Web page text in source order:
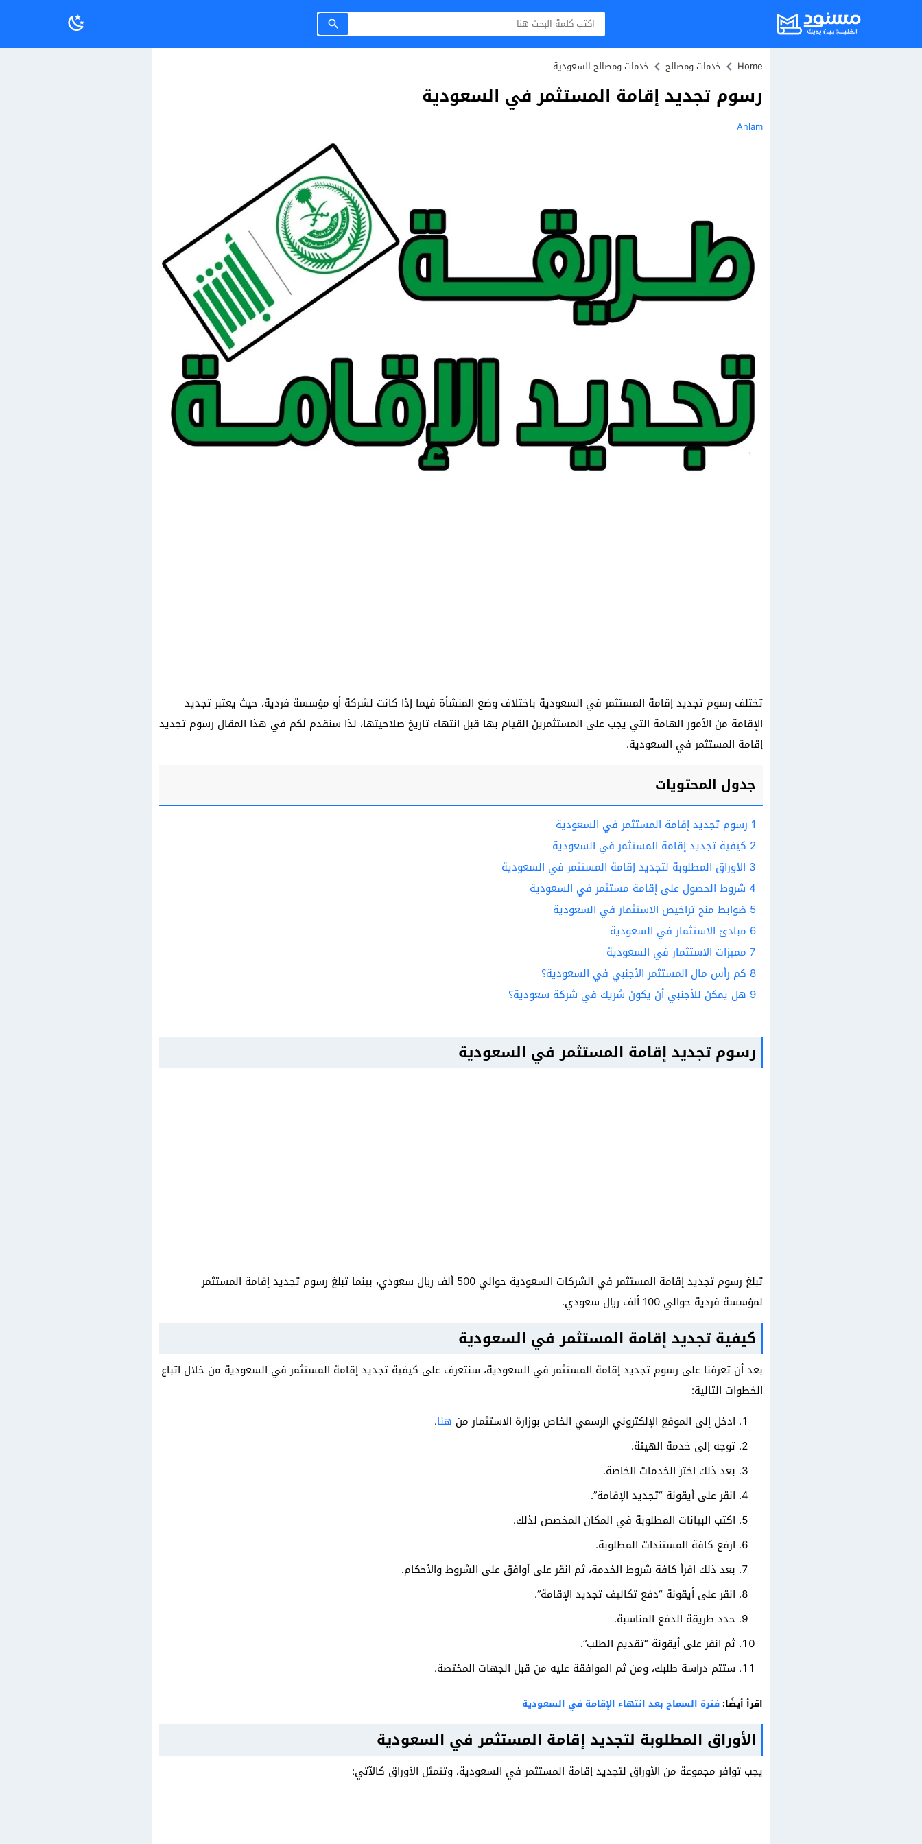
Home خدمات ومصالح خدمات ومصالح السعودية
رسوم تجديد إقامة المستثمر في السعودية
Ahlam
تختلف رسوم تجديد إقامة المستثمر في السعودية باختلاف وضع المنشأة فيما إذا كانت لشركة أو مؤسسة فردية، حيث يعتبر تجديد
الإقامة من الأمور الهامة التي يجب على المستثمرين القيام بها قبل انتهاء تاريخ صلاحيتها، لذا سنقدم لكم في هذا المقال رسوم تجديد
إقامة المستثمر في السعودية.
جدول المحتويات
1 رسوم تجديد إقامة المستثمر في السعودية
2 كيفية تجديد إقامة المستثمر في السعودية
3 الأوراق المطلوبة لتجديد إقامة المستثمر في السعودية
4 شروط الحصول على إقامة مستثمر في السعودية
5 ضوابط منح تراخيص الاستثمار في السعودية
6 مبادئ الاستثمار في السعودية
7 مميزات الاستثمار في السعودية
8 كم رأس مال المستثمر الأجنبي في السعودية؟
9 هل يمكن للأجنبي أن يكون شريك في شركة سعودية؟
رسوم تجديد إقامة المستثمر في السعودية
تبلغ رسوم تجديد إقامة المستثمر في الشركات السعودية حوالي 500 ألف ريال سعودي، بينما تبلغ رسوم تجديد إقامة المستثمر
لمؤسسة فردية حوالي 100 ألف ريال سعودي.
كيفية تجديد إقامة المستثمر في السعودية
بعد أن تعرفنا على رسوم تجديد إقامة المستثمر في السعودية، سنتعرف على كيفية تجديد إقامة المستثمر في السعودية من خلال اتباع
الخطوات التالية:
ادخل إلى الموقع الإلكتروني الرسمي الخاص بوزارة الاستثمار من هنا.
توجه إلى خدمة الهيئة.
بعد ذلك اختر الخدمات الخاصة.
انقر على أيقونة “تجديد الإقامة”.
اكتب البيانات المطلوبة في المكان المخصص لذلك.
ارفع كافة المستندات المطلوبة.
بعد ذلك اقرأ كافة شروط الخدمة، ثم انقر على أوافق على الشروط والأحكام.
انقر على أيقونة “دفع تكاليف تجديد الإقامة”.
حدد طريقة الدفع المناسبة.
ثم انقر على أيقونة “تقديم الطلب”.
ستتم دراسة طلبك، ومن ثم الموافقة عليه من قبل الجهات المختصة.
اقرأ أيضًا: فترة السماح بعد انتهاء الإقامة في السعودية
الأوراق المطلوبة لتجديد إقامة المستثمر في السعودية
يجب توافر مجموعة من الأوراق لتجديد إقامة المستثمر في السعودية، وتتمثل الأوراق كالآتي: